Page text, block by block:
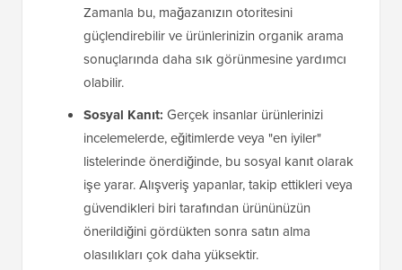
Zamanla bu, mağazanızın otoritesini
güçlendirebilir ve ürünlerinizin organik arama
sonuçlarında daha sık görünmesine yardımcı
olabilir.
Sosyal Kanıt: Gerçek insanlar ürünlerinizi
incelemelerde, eğitimlerde veya "en iyiler"
listelerinde önerdiğinde, bu sosyal kanıt olarak
işe yarar. Alışveriş yapanlar, takip ettikleri veya
güvendikleri biri tarafından ürününüzün
önerildiğini gördükten sonra satın alma
olasılıkları çok daha yüksektir.